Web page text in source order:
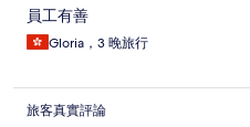
員工有善
Gloria，3 晚旅行
旅客真實評論